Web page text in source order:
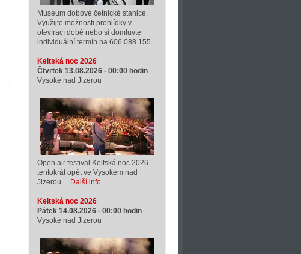
Museum dobové četnické stanice.
Využijte možnosti prohlídky v
otevírací době nebo si domluvte
individuální termín na 606 088 155.
Keltská noc 2026
Čtvrtek 13.08.2026 - 00:00 hodin
Vysoké nad Jizerou
Open air festival Keltská noc 2026 -
tentokrát opět ve Vysokém nad
Jizerou ... Další info...
Keltská noc 2026
Pátek 14.08.2026 - 00:00 hodin
Vysoké nad Jizerou